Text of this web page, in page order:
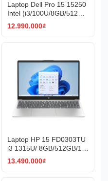
Laptop Dell Pro 15 15250
Intel (i3/100U/8GB/512GB
/15.6"/FHD/Black_VKVKD)
12.990.000₫
Laptop HP 15 FD0303TU
i3 1315U/ 8GB/512GB/15.
6"F/WIN11
13.490.000₫